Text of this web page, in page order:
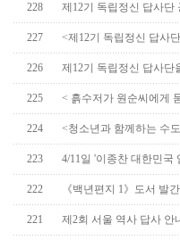
228 제12기 독립정신 답사단
227 <제12기 독립정신 답사
226 제12기 독립정신 답사단
225 < 흙수저가 원순씨에게
224 <청소년과 함께하는 수
223 4/11일 '이종찬 대한민
222 《백년편지 1》도서 발
221 제2회 서울 역사 답사 안